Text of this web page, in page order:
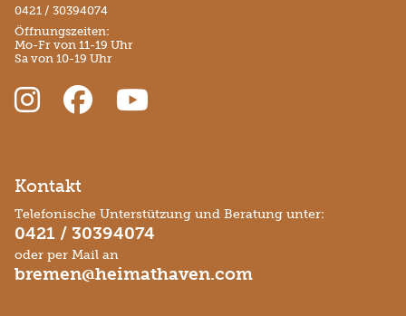
0421 / 30394074
Öffnungszeiten:
Mo-Fr von 11-19 Uhr
Sa von 10-19 Uhr
Kontakt
Telefonische Unterstützung und Beratung unter:
0421 / 30394074
oder per Mail an
bremen@heimathaven.com